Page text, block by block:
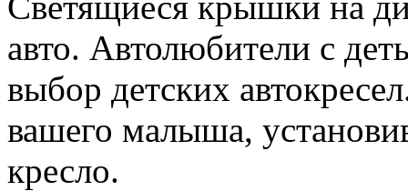
авто. Автолюбители с
выбор детских
вашего малыша,
кресло.